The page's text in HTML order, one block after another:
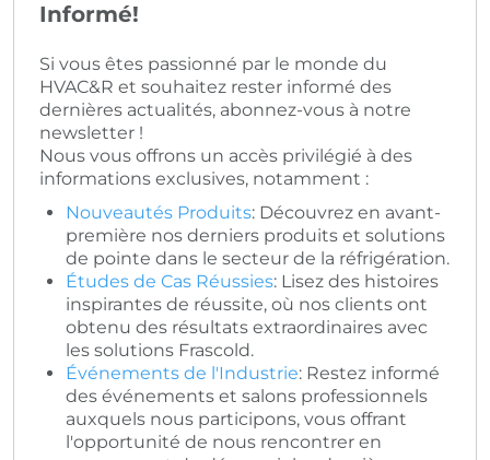
Informé!
Si vous êtes passionné par le monde du
HVAC&R et souhaitez rester informé des
dernières actualités, abonnez-vous à notre
newsletter !
Nous vous offrons un accès privilégié à des
informations exclusives, notamment :
Nouveautés Produits: Découvrez en avant-
première nos derniers produits et solutions
de pointe dans le secteur de la réfrigération.
Études de Cas Réussies: Lisez des histoires
inspirantes de réussite, où nos clients ont
obtenu des résultats extraordinaires avec
les solutions Frascold.
Événements de l'Industrie: Restez informé
des événements et salons professionnels
auxquels nous participons, vous offrant
l'opportunité de nous rencontrer en